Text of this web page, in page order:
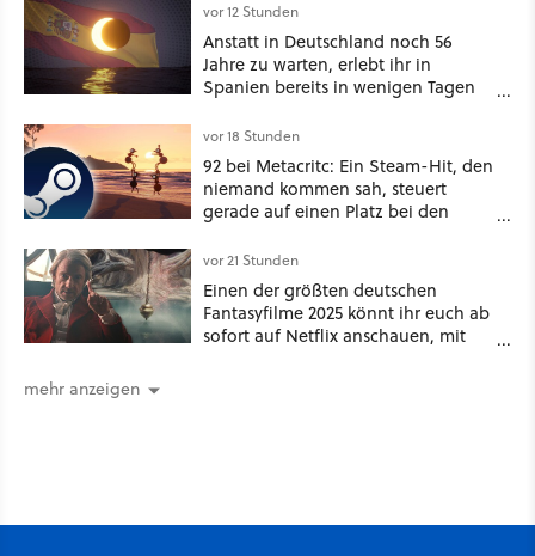
vor 12 Stunden
Anstatt in Deutschland noch 56
Jahre zu warten, erlebt ihr in
Spanien bereits in wenigen Tagen
vor 18 Stunden
92 bei Metacritc: Ein Steam-Hit, den
niemand kommen sah, steuert
gerade auf einen Platz bei den
vor 21 Stunden
Einen der größten deutschen
Fantasyfilme 2025 könnt ihr euch ab
sofort auf Netflix anschauen, mit
mehr anzeigen